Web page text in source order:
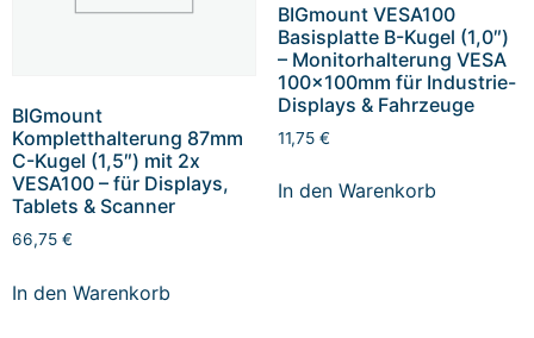
BIGmount
Kompletthalterung 87mm
C-Kugel (1,5″) mit 2x
VESA100 – für Displays,
Tablets & Scanner
66,75 €
In den Warenkorb
BIGmount VESA100
Basisplatte B-Kugel (1,0″)
– Monitorhalterung VESA
100x100mm für Industrie-
Displays & Fahrzeuge
11,75 €
In den Warenkorb